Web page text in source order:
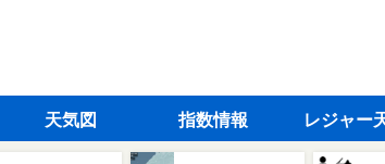
天気図 指数情報 レジャー